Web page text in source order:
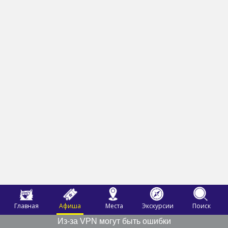
Главная Афиша Места Экскурсии
Поиск
Из-за VPN могут быть ошибки